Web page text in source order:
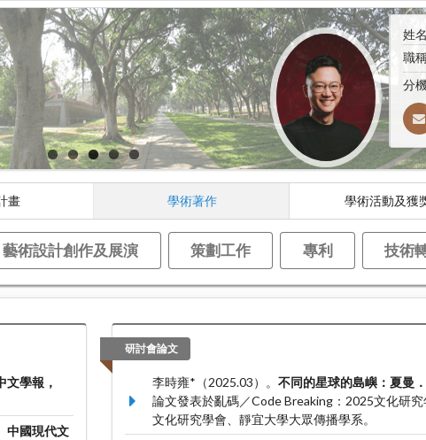
姓
職
分
畫 學術著作 學術活動及獲
藝術設計創作及展演 策劃工作 專利 技術
文學報，
中國現代文
研討會論文
李時雍*（2025.03）。 不同的星球的島嶼：夏曼
論文發表於亂碼／Code Breaking：2025文化研
文化研究學會、靜宜大學大眾傳播學系。